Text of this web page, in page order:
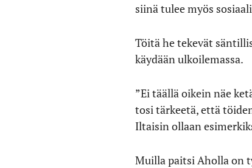
siinä tulee myös
Töitä he tekevät
käydään ulkoilemassa.
”Ei täällä oikein näe
tosi tärkeetä, että
Iltaisin ollaan
Muilla paitsi Aholla on